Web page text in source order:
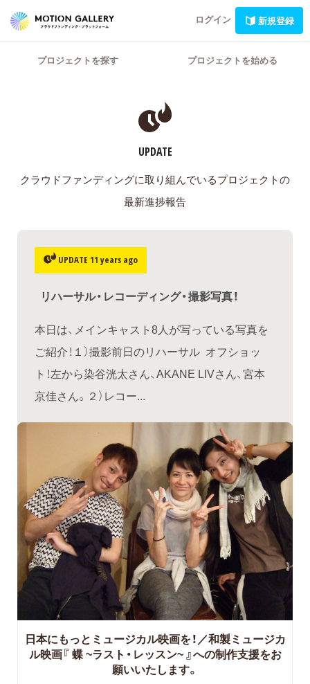
ログイン 新規登録
プロジェクトを探す プロジェクトを始める
UPDATE
クラウドファンディングに取り組んでいるプロジェクトの
最新進捗報告
UPDATE 11 years ago
リハーサル・レコーディング・撮影写真！
本日は、メインキャスト8人が写っている写真を
ご紹介！１）撮影前日のリハーサル オフショッ
ト！左から染谷洸太さん、AKANE LIVさん、宮本
京佳さん。２）レコー...
日本にもっとミュージカル映画を！／和製ミュージカ
ル映画『 蝶 ~ラスト・レッスン~ 』への制作支援をお
願いいたします。